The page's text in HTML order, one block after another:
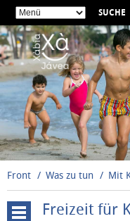
SUCHE
Front Was zu tun Mit
Freizeit für